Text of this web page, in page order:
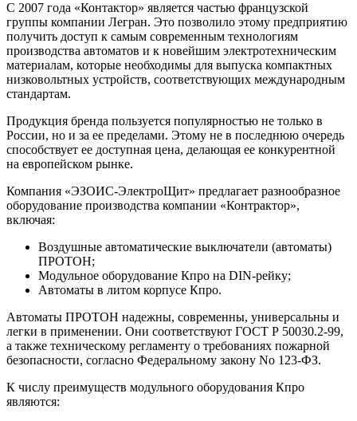
С 2007 года «Контактор» является частью французской
группы компании Легран. Это позволило этому предприятию
получить доступ к самым современным технологиям
производства автоматов и к новейшим электротехническим
материалам, которые необходимы для выпуска компактных
низковольтных устройств, соответствующих международным
стандартам.
Продукция бренда пользуется популярностью не только в
России, но и за ее пределами. Этому не в последнюю очередь
способствует ее доступная цена, делающая ее конкурентной
на европейском рынке.
Компания «ЭЗОИС-ЭлектроЩит» предлагает разнообразное
оборудование производства компании «Контрактор»,
включая:
Воздушные автоматические выключатели (автоматы)
ПРОТОН;
Модульное оборудование Кпро на DIN-рейку;
Автоматы в литом корпусе Кпро.
Автоматы ПРОТОН надежны, современны, универсальны и
легки в применении. Они соответствуют ГОСТ Р 50030.2‑99,
а также техническому регламенту о требованиях пожарной
безопасности, согласно Федеральному закону No 123‑ФЗ.
К числу преимуществ модульного оборудования Кпро
являются: